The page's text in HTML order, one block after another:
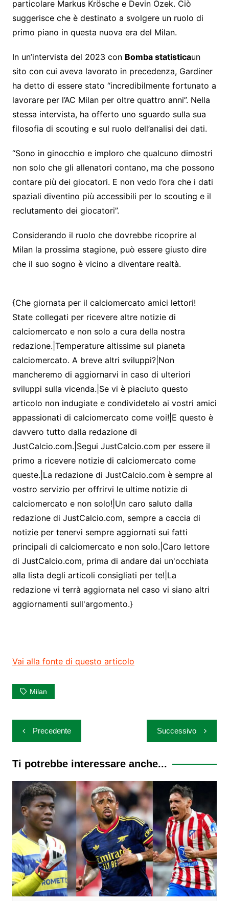
particolare Markus Krösche e Devin Özek. Ciò
suggerisce che è destinato a svolgere un ruolo di
primo piano in questa nuova era del Milan.
In un’intervista del 2023 con Bomba statisticaun
sito con cui aveva lavorato in precedenza, Gardiner
ha detto di essere stato “incredibilmente fortunato a
lavorare per l’AC Milan per oltre quattro anni”. Nella
stessa intervista, ha offerto uno sguardo sulla sua
filosofia di scouting e sul ruolo dell’analisi dei dati.
“Sono in ginocchio e imploro che qualcuno dimostri
non solo che gli allenatori contano, ma che possono
contare più dei giocatori. E non vedo l’ora che i dati
spaziali diventino più accessibili per lo scouting e il
reclutamento dei giocatori”.
Considerando il ruolo che dovrebbe ricoprire al
Milan la prossima stagione, può essere giusto dire
che il suo sogno è vicino a diventare realtà.
{Che giornata per il calciomercato amici lettori!
State collegati per ricevere altre notizie di
calciomercato e non solo a cura della nostra
redazione.|Temperature altissime sul pianeta
calciomercato. A breve altri sviluppi?|Non
mancheremo di aggiornarvi in caso di ulteriori
sviluppi sulla vicenda.|Se vi è piaciuto questo
articolo non indugiate e condividetelo ai vostri amici
appassionati di calciomercato come voi!|E questo è
davvero tutto dalla redazione di
JustCalcio.com.|Segui JustCalcio.com per essere il
primo a ricevere notizie di calciomercato come
queste.|La redazione di JustCalcio.com è sempre al
vostro servizio per offrirvi le ultime notizie di
calciomercato e non solo!|Un caro saluto dalla
redazione di JustCalcio.com, sempre a caccia di
notizie per tenervi sempre aggiornati sui fatti
principali di calciomercato e non solo.|Caro lettore
di JustCalcio.com, prima di andare dai un'occhiata
alla lista degli articoli consigliati per te!|La
redazione vi terrà aggiornata nel caso vi siano altri
aggiornamenti sull'argomento.}
Vai alla fonte di questo articolo
Milan
Navigazione
articoli
Precedente Successivo
Ti potrebbe interessare anche...